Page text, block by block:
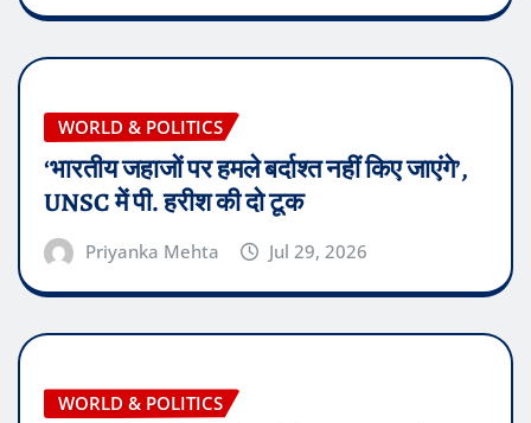
WORLD & POLITICS
‘भारतीय जहाजों पर हमले बर्दाश्त नहीं किए जाएंगे’,
UNSC में पी. हरीश की दो टूक
Priyanka Mehta Jul 29, 2026
WORLD & POLITICS